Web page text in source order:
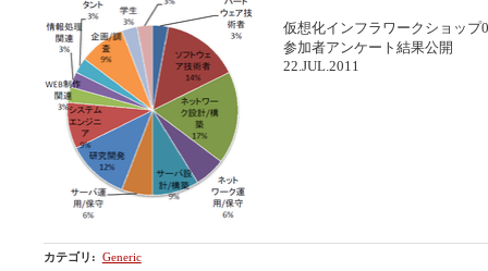
仮想化インフラワークショップ
参加者アンケート結果公開
22.JUL.2011
カテゴリ : Generic